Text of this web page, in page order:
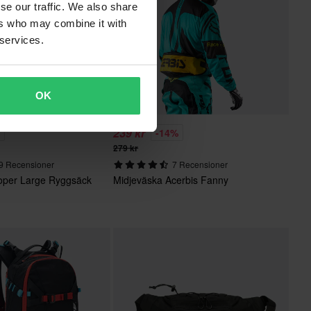
our traffic. We also share
who may combine it with
OK
Recensioner
Large Ryggsäck
239 kr -14%
279 kr
7 Recensioner
Midjeväska Acerbis Fanny